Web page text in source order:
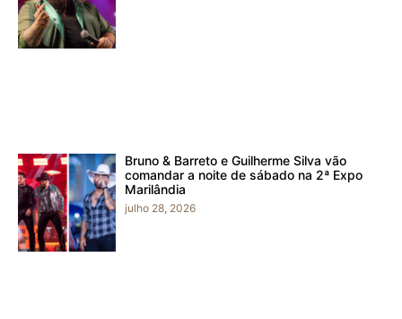
Bruno & Barreto e Guilherme Silva vão
comandar a noite de sábado na 2ª Expo
Marilândia
julho 28, 2026